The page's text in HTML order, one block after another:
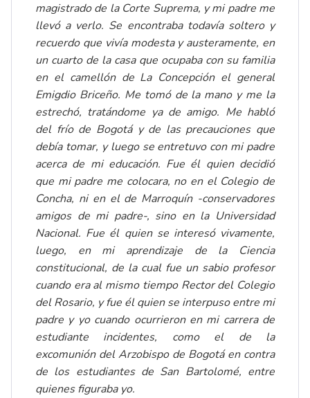
magistrado de la Corte Suprema, y mi padre me
llevó a verlo. Se encontraba todavía soltero y
recuerdo que vivía modesta y austeramente, en
un cuarto de la casa que ocupaba con su familia
en el camellón de La Concepción el general
Emigdio Briceño. Me tomó de la mano y me la
estrechó, tratándome ya de amigo. Me habló
del frío de Bogotá y de las precauciones que
debía tomar, y luego se entretuvo con mi padre
acerca de mi educación. Fue él quien decidió
que mi padre me colocara, no en el Colegio de
Concha, ni en el de Marroquín -conservadores
amigos de mi padre-, sino en la Universidad
Nacional. Fue él quien se interesó vivamente,
luego, en mi aprendizaje de la Ciencia
constitucional, de la cual fue un sabio profesor
cuando era al mismo tiempo Rector del Colegio
del Rosario, y fue él quien se interpuso entre mi
padre y yo cuando ocurrieron en mi carrera de
estudiante incidentes, como el de la
excomunión del Arzobispo de Bogotá en contra
de los estudiantes de San Bartolomé, entre
quienes figuraba yo.